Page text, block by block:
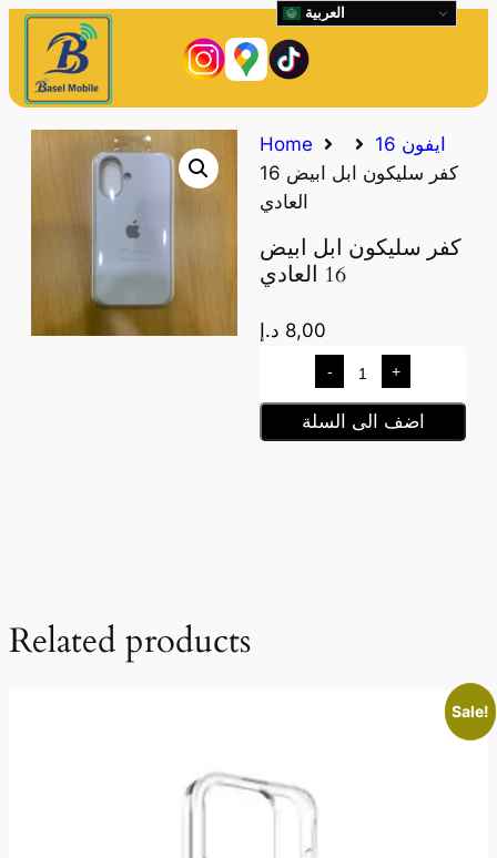
Home
ايفون 16
كفر سليكون ابل ابيض 16
العادي
كفر سليكون ابل ابيض
16 العادي
8,00 د.إ
- +
اضف الى السلة
Related products
Sale!
العربية